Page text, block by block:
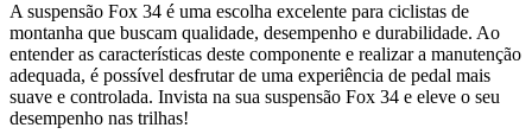
A suspensão Fox 34 é uma escolha excelente para ciclistas de
montanha que buscam qualidade, desempenho e durabilidade. Ao
entender as características deste componente e realizar a manutenção
adequada, é possível desfrutar de uma experiência de pedal mais
suave e controlada. Invista na sua suspensão Fox 34 e eleve o seu
desempenho nas trilhas!